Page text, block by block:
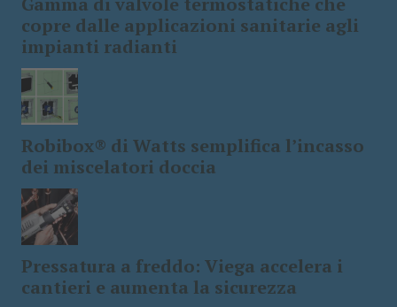
copre dalle applicazioni sanitarie agli
impianti radianti
Robibox® di Watts semplifica l’incasso
dei miscelatori doccia
Pressatura a freddo: Viega accelera i
cantieri e aumenta la sicurezza